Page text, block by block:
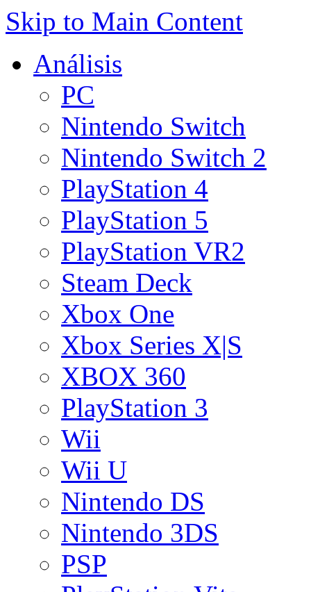
Skip to Main Content
Análisis
PC
Nintendo Switch
Nintendo Switch 2
PlayStation 4
PlayStation 5
PlayStation VR2
Steam Deck
Xbox One
Xbox Series X|S
XBOX 360
PlayStation 3
Wii
Wii U
Nintendo DS
Nintendo 3DS
PSP